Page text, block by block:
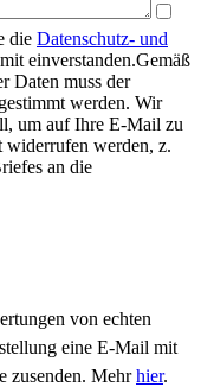
die Datenschutz- und
einverstanden.Gemäß
Daten muss der
werden. Wir
um auf Ihre E-Mail zu
werden, z.
an die
von echten
eine E-Mail mit
zusenden. Mehrhier.